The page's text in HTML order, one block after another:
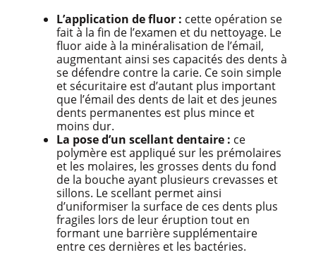
L’application de fluor : cette opération se
fait à la fin de l’examen et du nettoyage. Le
fluor aide à la minéralisation de l’émail,
augmentant ainsi ses capacités des dents à
se défendre contre la carie. Ce soin simple
et sécuritaire est d’autant plus important
que l’émail des dents de lait et des jeunes
dents permanentes est plus mince et
moins dur.
La pose d’un scellant dentaire : ce
polymère est appliqué sur les prémolaires
et les molaires, les grosses dents du fond
de la bouche ayant plusieurs crevasses et
sillons. Le scellant permet ainsi
d’uniformiser la surface de ces dents plus
fragiles lors de leur éruption tout en
formant une barrière supplémentaire
entre ces dernières et les bactéries.